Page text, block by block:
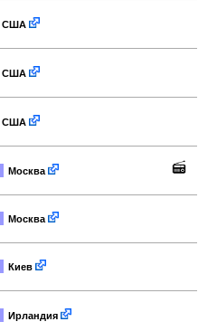
США
США
США
Москва
Москва
Киев
Ирландия